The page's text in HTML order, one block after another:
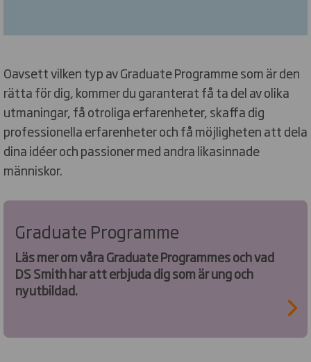
Oavsett vilken typ av Graduate Programme som är den
rätta för dig, kommer du garanterat få ta del av olika
utmaningar, få otroliga erfarenheter, skaffa dig
professionella erfarenheter och få möjligheten att dela
dina idéer och passioner med andra likasinnade
människor.
Graduate Programme
Läs mer om våra Graduate Programmes och vad
DS Smith har att erbjuda dig som är ung och
nyutbildad.